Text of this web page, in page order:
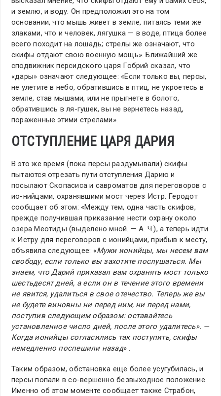
и землю, и воду. Он предположил это на том
основании, что мышь живет в земле, питаясь теми же
злаками, что и человек, лягушка — в воде, птица более
всего походит на лошадь; стрелы же означают, что
скифы отдают свою военную мощь». Ближайший же
сподвижник персидского царя Гобрий сказал, что
«дары» означают следующее: «Если только вы, персы,
не улетите в небо, обратившись в птиц, не укроетесь в
земле, став мышами, или не прыгнете в болото,
обратившись в ля-гушек, вы не вернетесь назад,
пораженные этими стрелами».
ОТСТУПЛЕНИЕ ЦАРЯ ДАРИЯ
В это же время (пока персы раздумывали) скифы
пытаются отрезать пути отступления Дарию и
посылают Скопасиса и савроматов для переговоров с
ио-нийцами, охранявшими мост через Истр. Геродот
сообщает об этом: «Между тем, одна часть скифов,
прежде получившая приказание нести охрану около
озера Меотиды (выделено мной. — А. Ч.), а теперь идти
к Истру для переговоров с ионийцами, прибыв к месту,
объявила следующее: «Мужи ионийцы, мы несем вам
свободу, если только вы захотите послушаться. Мы
знаем, что Дарий приказал вам охранять мост только
шестьдесят дней, а если он в течение этого времени
не явится, удалиться в свое отечество. Теперь же вы
не будете виновны ни перед ним, ни перед нами,
поступив следующим образом: оставайтесь
установленное число дней, после этого удалитесь». —
Когда ионийцы согласились так поступить, скифы
немедленно поспешили назад» .
Таким образом, обстановка еще более усугубилась, и
персы попали в со-вершенно безвыходное положение.
Именно об этом моменте сообщает также Страбон,